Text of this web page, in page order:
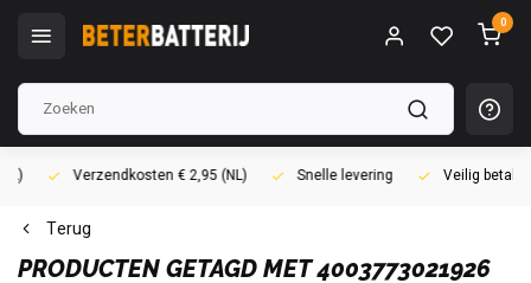
0
Verzendkosten € 2,95 (NL) Snelle levering Veilig betalen
Terug
PRODUCTEN GETAGD MET 4003773021926